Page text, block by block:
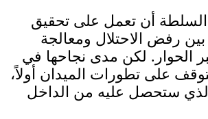
أن تعمل على تحقيق
رفض الاحتلال ومعالجة
الحوار. لكن مدى نجاحها في
على تطورات الميدان أولاً،
ستحصل عليه من الداخل